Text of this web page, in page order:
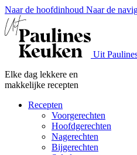
Naar de hoofdinhoud Naar de
Uit
Elke dag lekkere en
makkelijke recepten
Recepten
Voorgerechten
Hoofdgerechten
Nagerechten
Bijgerechten